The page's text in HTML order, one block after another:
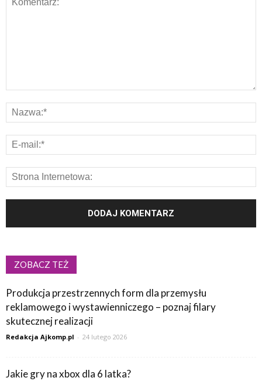
ZOBACZ TEŻ
Produkcja przestrzennych form dla przemysłu
reklamowego i wystawienniczego – poznaj filary
skutecznej realizacji
Redakcja Ajkomp.pl - 24 lutego 2026
Jakie gry na xbox dla 6 latka?